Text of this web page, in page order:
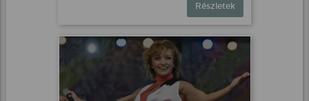
Részletek